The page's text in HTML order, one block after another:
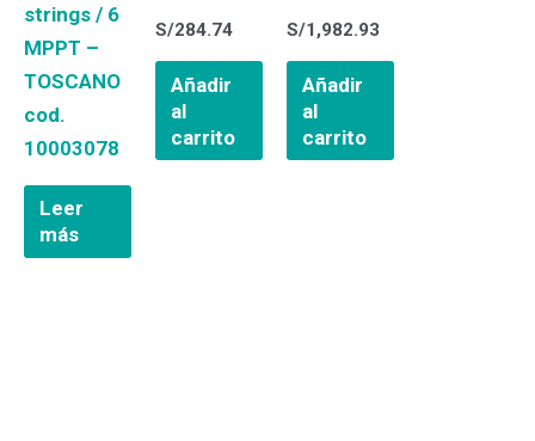
strings / 6
MPPT –
TOSCANO
cod.
10003078
Leer
más
S/284.74
Añadir
al
carrito
S/1,982.93
Añadir
al
carrito